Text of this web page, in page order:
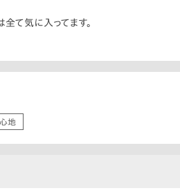
て気に入ってます。
地